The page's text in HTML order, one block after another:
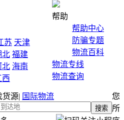
帮助
帮助中心
防骗专题
物流百科
物流专线
物流查询
货源| 国际物流
苏 天津
北 福建
北 海南
西
您
所